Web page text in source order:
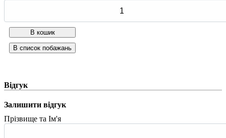
Відгук
Залишити відгук
Прізвище та Ім'я